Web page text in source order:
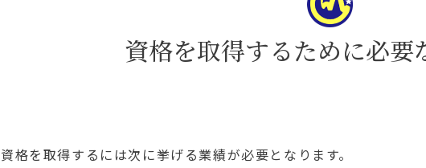
資格を取得するために必要
格を取得するには次に挙げる業績が必要となります。